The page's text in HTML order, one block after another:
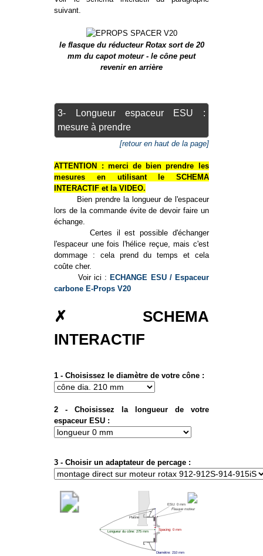
suivant.
le flasque du réducteur Rotax sort de 20
mm du capot moteur - le cône peut
revenir en arrière
3- Longueur espaceur ESU :
mesure à prendre
[retour en haut de la page]
ATTENTION : merci de bien prendre les
mesures en utilisant le SCHEMA
INTERACTIF et laVIDEO.
Bien prendre la longueur de l'espaceur
lors de la commande évite de devoir faire un
échange.
Certes il est possible d'échanger
l'espaceur une fois l'hélice reçue, mais c'est
dommage : cela prend du temps et cela
coûte cher.
Voir ici : ECHANGE ESU / Espaceur
carbone E-Props V20
✗ SCHEMA
INTERACTIF
1 - Choisissez le diamètre de votre cône :
2 - Choisissez la longueur de votre
espaceur ESU :
3 - Choisir un adaptateur de percage :
Flasque moteur
ESU: 0 mm
Platine
Diamètre: 210 mm
Longueur du cône: 275 mm Spacing: 0 mm